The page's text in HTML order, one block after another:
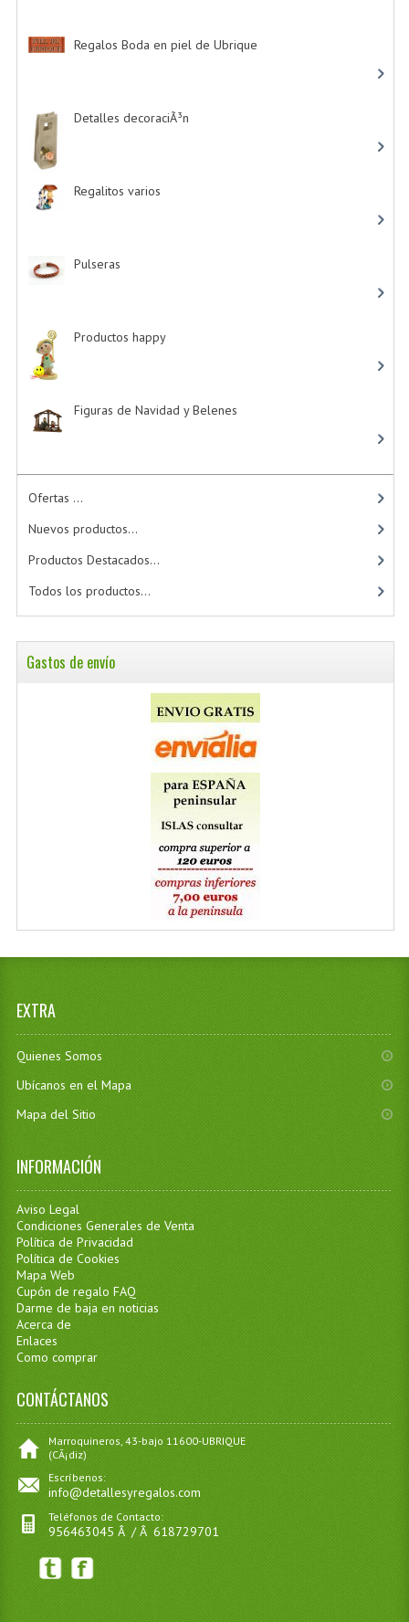
Regalos Boda en piel de Ubrique
Detalles decoraciÃ³n
Regalitos varios
Pulseras
Productos happy
Figuras de Navidad y Belenes
Ofertas ...
Nuevos productos...
Productos Destacados...
Todos los productos...
Gastos de envío
EXTRA
Quienes Somos
Ubícanos en el Mapa
Mapa del Sitio
INFORMACIÓN
Aviso Legal
Condiciones Generales de Venta
Política de Privacidad
Política de Cookies
Mapa Web
Cupón de regalo FAQ
Darme de baja en noticias
Acerca de
Enlaces
Como comprar
CONTÁCTANOS
Marroquineros, 43-bajo 11600-UBRIQUE
(CÃ¡diz)
Escríbenos:
info@detallesyregalos.com
Teléfonos de Contacto:
956463045 Â / Â 618729701